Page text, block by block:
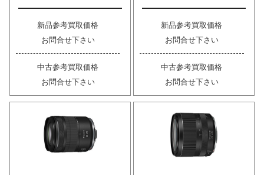
新品参考買取価格
お問合せ下さい
中古参考買取価格
お問合せ下さい
新品参考買取価格
お問合せ下さい
中古参考買取価格
お問合せ下さい